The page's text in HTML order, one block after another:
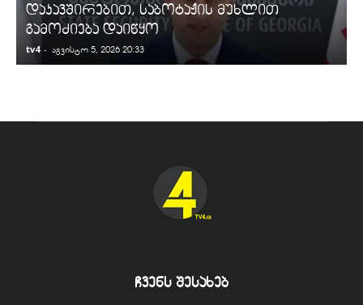
დაკავშირებით, საბოტაჟის მუხლით
გამოძიება დაიწყო
tv4 - აგვისტო 5, 2026 20:33
ჩვენს შესახებ